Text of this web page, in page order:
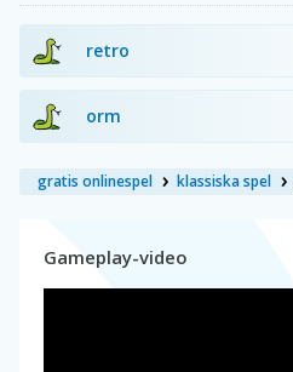
retro
orm
gratis onlinespel klassiska spel
Gameplay-video